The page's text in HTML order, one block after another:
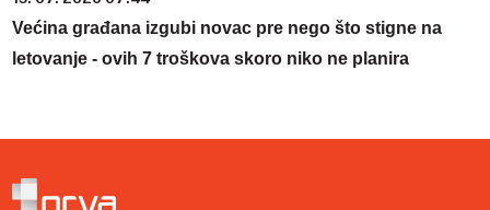
Većina građana izgubi novac pre nego što stigne na
letovanje - ovih 7 troškova skoro niko ne planira